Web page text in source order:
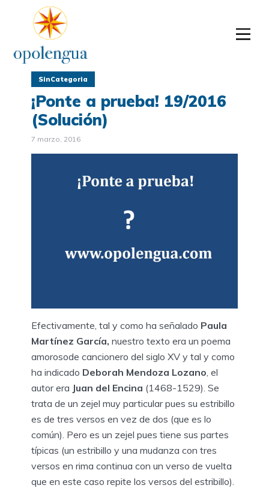
SinCategoria
¡Ponte a prueba! 19/2016
(Solución)
7 marzo, 2016
Efectivamente, tal y como ha señalado Paula
Martínez García, nuestro texto era un poema
amorosode cancionero del siglo XV y tal y como
ha indicado Deborah Mendoza Lozano , el
autor era Juan del Encina (1468-1529). Se
trata de un zejel muy particular pues su estribillo
es de tres versos en vez de dos (que es lo
común). Pero es un zejel pues tiene sus partes
típicas (un estribillo y una mudanza con tres
versos en rima continua con un verso de vuelta
que en este caso repite los versos del estribillo).